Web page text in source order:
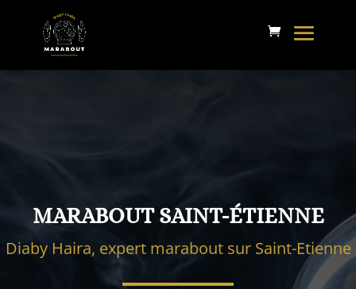
MARABOUT SAINT-ÉTIENNE
Diaby Haira, expert marabout sur Saint-Etienne